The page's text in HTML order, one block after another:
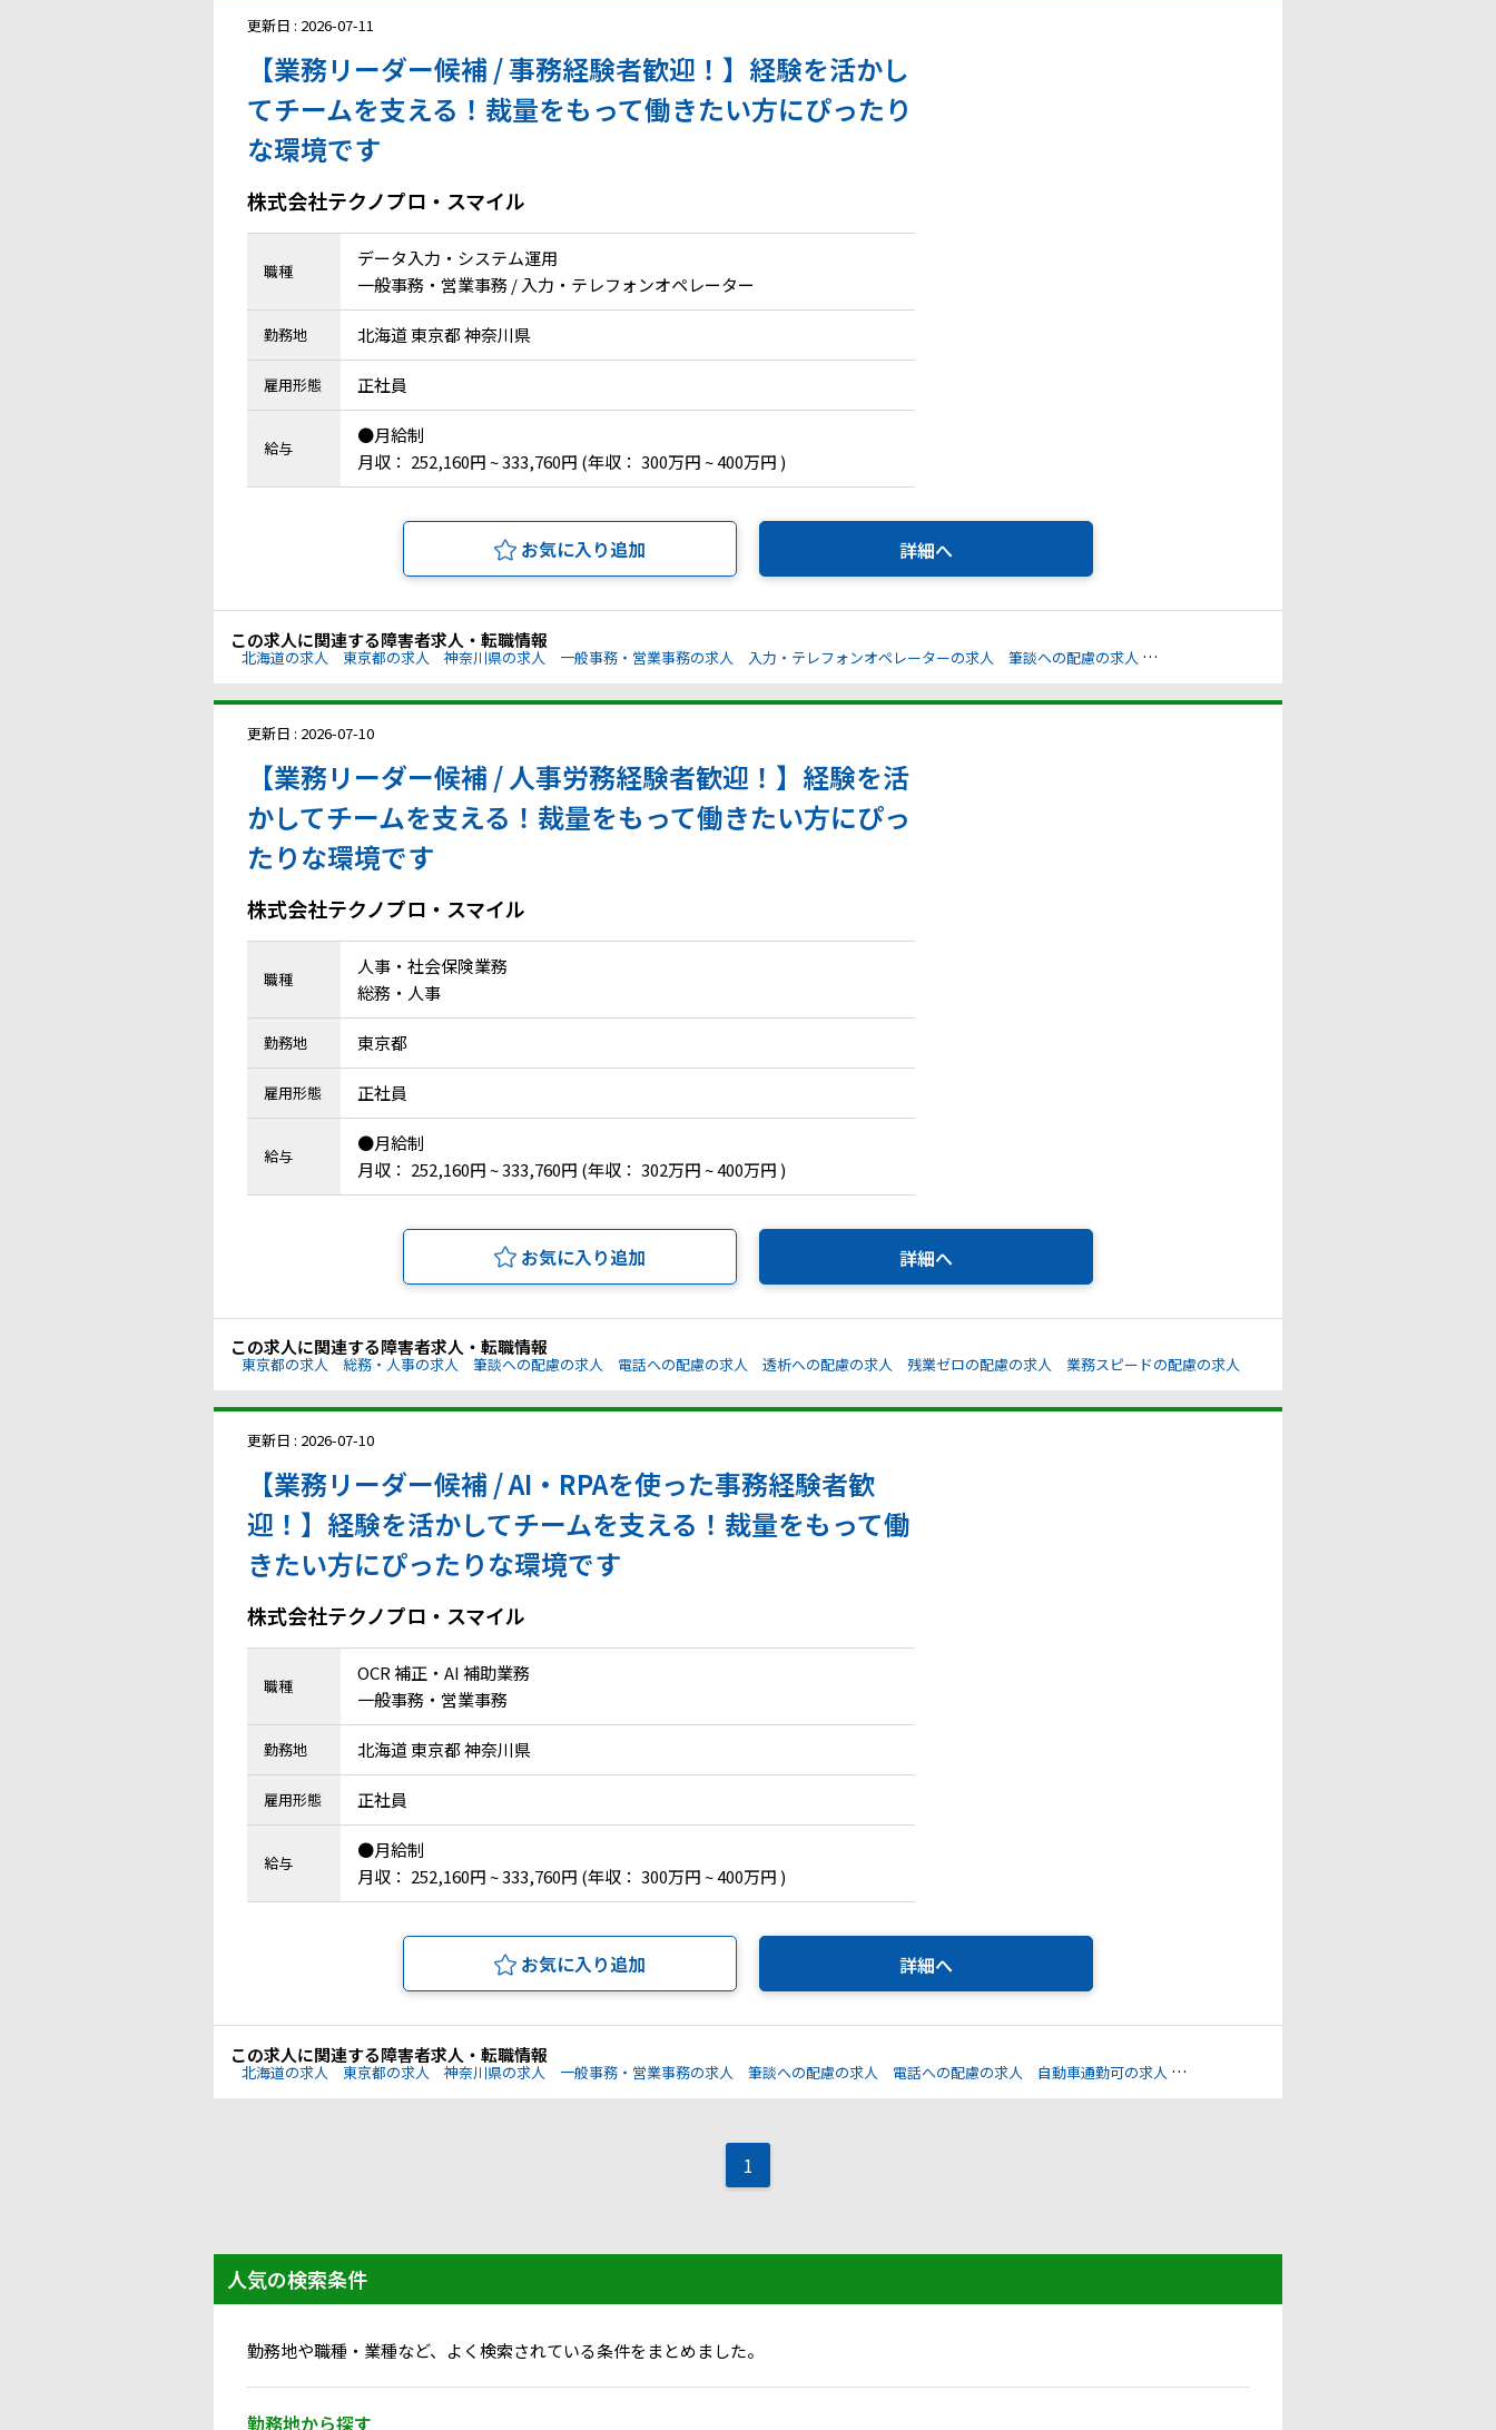
更新日 : 2026-07-11
【業務リーダー候補 / 事務経験者歓迎！】経験を活かし
てチームを支える！裁量をもって働きたい方にぴったり
な環境です
株式会社テクノプロ・スマイル
職種
データ入力・システム運用
一般事務・営業事務 / 入力・テレフォンオペレーター
勤務地 北海道 東京都 神奈川県
雇用形態 正社員
給与
●月給制
月収： 252,160円 ~ 333,760円 (年収： 300万円 ~ 400万円 )
お気に入り追加 詳細へ
この求人に関連する障害者求人・転職情報
北海道の求人 東京都の求人 神奈川県の求人 一般事務・営業事務の求人 入力・テレフォンオペレーターの求人 筆談への配慮の求人 電話への配慮の求人
更新日 : 2026-07-10
【業務リーダー候補 / 人事労務経験者歓迎！】経験を活
かしてチームを支える！裁量をもって働きたい方にぴっ
たりな環境です
株式会社テクノプロ・スマイル
職種
人事・社会保険業務
総務・人事
勤務地 東京都
雇用形態 正社員
給与
●月給制
月収： 252,160円 ~ 333,760円 (年収： 302万円 ~ 400万円 )
お気に入り追加 詳細へ
この求人に関連する障害者求人・転職情報
東京都の求人 総務・人事の求人 筆談への配慮の求人 電話への配慮の求人 透析への配慮の求人 残業ゼロの配慮の求人 業務スピードの配慮の求人
更新日 : 2026-07-10
【業務リーダー候補 / AI・RPAを使った事務経験者歓
迎！】経験を活かしてチームを支える！裁量をもって働
きたい方にぴったりな環境です
株式会社テクノプロ・スマイル
職種
OCR 補正・AI 補助業務
一般事務・営業事務
勤務地 北海道 東京都 神奈川県
雇用形態 正社員
給与
●月給制
月収： 252,160円 ~ 333,760円 (年収： 300万円 ~ 400万円 )
お気に入り追加 詳細へ
この求人に関連する障害者求人・転職情報
北海道の求人 東京都の求人 神奈川県の求人 一般事務・営業事務の求人 筆談への配慮の求人 電話への配慮の求人 自動車通勤可の求人 透析への配慮の求人
1
人気の検索条件
勤務地や職種・業種など、よく検索されている条件をまとめました。
勤務地から探す